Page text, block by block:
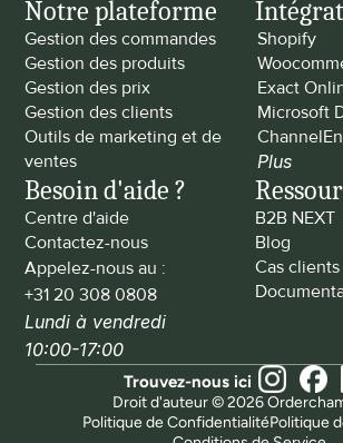
Notre plateforme
Gestion des commandes
Gestion des produits
Gestion des prix
Gestion des clients
Outils de marketing et de
ventes
Shopify
Exact
Microsoft
Plus
Besoin d'aide ?
Centre d'aide
Contactez-nous
Appelez-nous au :
+31 20 308 0808
Lundi à vendredi
10:00-17:00
B2B NEXT
Blog
Cas clients
Droit d'auteur © 2026
Politique de ConfidentialitéPolitique
Trouvez-nous ici